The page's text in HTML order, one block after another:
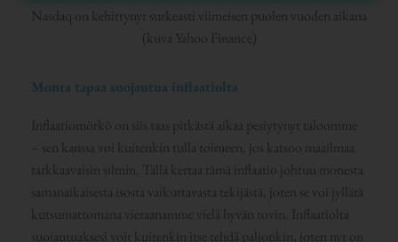
Nasdaq on kehittynyt surkeasti viimeisen puolen vuoden aikana
(kuva Yahoo Finance)
Monta tapaa suojautua inflaatiolta
Inflaatiomörkö on siis taas pitkästä aikaa pesiytynyt taloomme
– sen kanssa voi kuitenkin tulla toimeen, jos katsoo maailmaa
tarkkaavaisin silmin. Tällä kertaa tämä inflaatio johtuu monesta
samanaikaisesta isosta vaikuttavasta tekijästä, joten se voi jyllätä
kutsumattomana vieraanamme vielä hyvän tovin. Inflaatiolta
suojautuaksesi voit kuitenkin itse tehdä paljonkin, joten nyt on